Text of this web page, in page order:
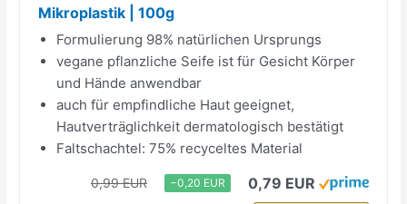
Mikroplastik | 100g
Formulierung 98% natürlichen Ursprungs
vegane pflanzliche Seife ist für Gesicht Körper
und Hände anwendbar
auch für empfindliche Haut geeignet,
Hautverträglichkeit dermatologisch bestätigt
Faltschachtel: 75% recyceltes Material
0,99 EUR −0,20 EUR 0,79 EUR